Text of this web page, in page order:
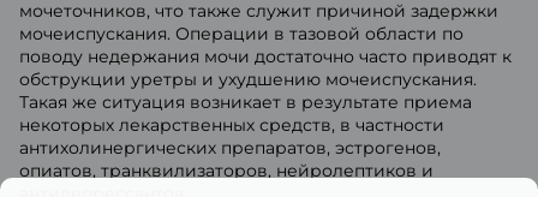
мочеточников, что также служит причиной задержки
мочеиспускания. Операции в тазовой области по
поводу недержания мочи достаточно часто приводят к
обструкции уретры и ухудшению мочеиспускания.
Такая же ситуация возникает в результате приема
некоторых лекарственных средств, в частности
антихолинергических препаратов, эстрогенов,
опиатов, транквилизаторов, нейролептиков и